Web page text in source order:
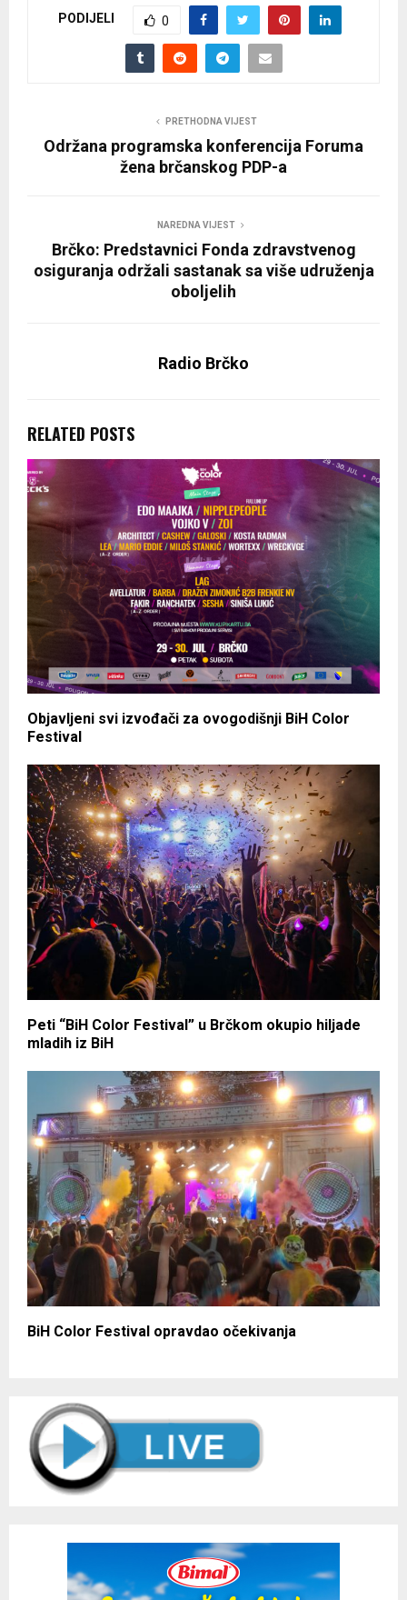
PODIJELI 0
PRETHODNA VIJEST
Održana programska konferencija Foruma
žena brčanskog PDP-a
NAREDNA VIJEST
Brčko: Predstavnici Fonda zdravstvenog
osiguranja održali sastanak sa više udruženja
oboljelih
Radio Brčko
RELATED POSTS
Objavljeni svi izvođači za ovogodišnji BiH Color
Festival
Peti “BiH Color Festival” u Brčkom okupio hiljade
mladih iz BiH
BiH Color Festival opravdao očekivanja